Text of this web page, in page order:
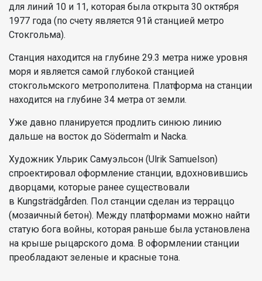
для линий 10 и 11, которая была открыта 30 октября
1977 года (по счету является 91й станцией метро
Стокгольма).
Станция находится на глубине 29.3 метра ниже уровня
моря и является самой глубокой станцией
стокгольмского метрополитена. Платформа на станции
находится на глубине 34 метра от земли.
Уже давно планируется продлить синюю линию
дальше на восток до Södermalm и Nacka.
Художник Ульрик Самуэльсон (Ulrik Samuelson)
спроектировал оформление станции, вдохновившись
дворцами, которые ранее существовали
в Kungsträdgården. Пол станции сделан из терраццо
(мозаичный бетон). Между платформами можно найти
статую бога войны, которая раньше была установлена
на крыше рыцарского дома. В оформлении станции
преобладают зеленые и красные тона.